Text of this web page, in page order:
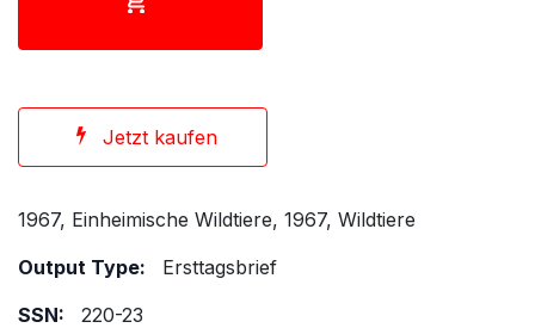
Jetzt kaufen
1967, Einheimische Wildtiere, 1967, Wildtiere
Output Type:
Ersttagsbrief
SSN:
220-23